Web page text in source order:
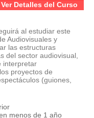
Ver Detalles del Curso
al estudiar este
Audiovisuales y
las estructuras
del sector audiovisual,
interpretar
proyectos de
(guiones,
menos de 1 año